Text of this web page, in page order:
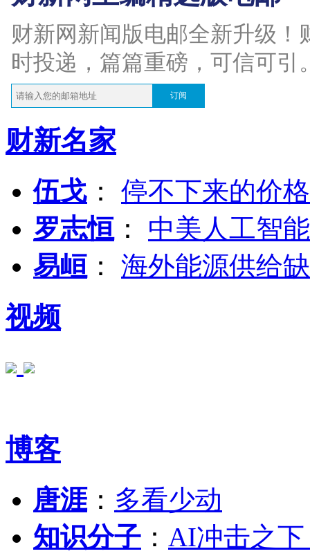
财新网新闻版电邮全新升级
时投递，篇篇重磅，可信可引
订阅
财新名家
伍戈 ： 停不下来的价
罗志恒 ： 中美人工智
易峘 ： 海外能源供给
视频
博客
唐涯： 多看少动
知识分子 ： AI冲击之